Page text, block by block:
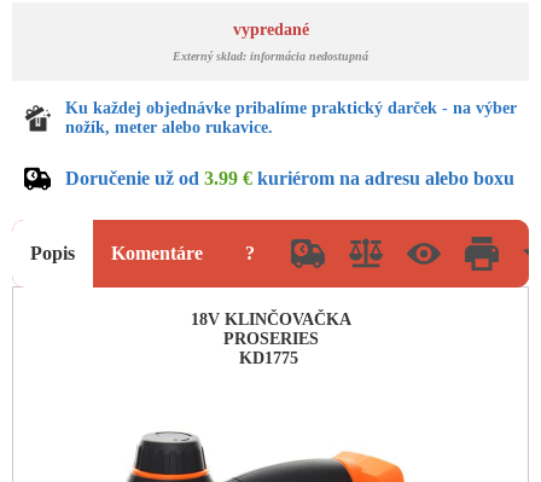
vypredané
Externý sklad: informácia nedostupná
Ku každej objednávke pribalíme praktický darček - na výber
nožík, meter alebo rukavice.
Doručenie už od 3.99 € kuriérom na adresu alebo boxu
Popis Komentáre ?
18V KLINČOVAČKA
PROSERIES
KD1775